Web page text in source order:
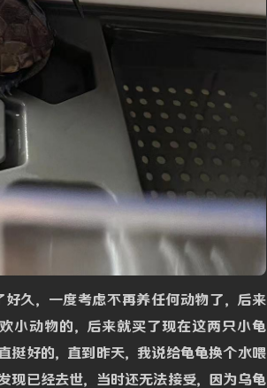
久，一度考虑不再养任何动物了，后来
小动物的，后来就买了现在这两只小龟
挺好的，直到昨天，我说给龟龟换个水喂
现已经去世，当时还无法接受，因为乌龟